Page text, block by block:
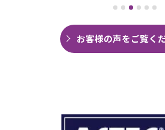
がなく雨の日は憂鬱で仕方あ
今回は絶対に原因を特定して
思い毎日口コミを見て井澤産
くことができました。
お客様の声をご覧く